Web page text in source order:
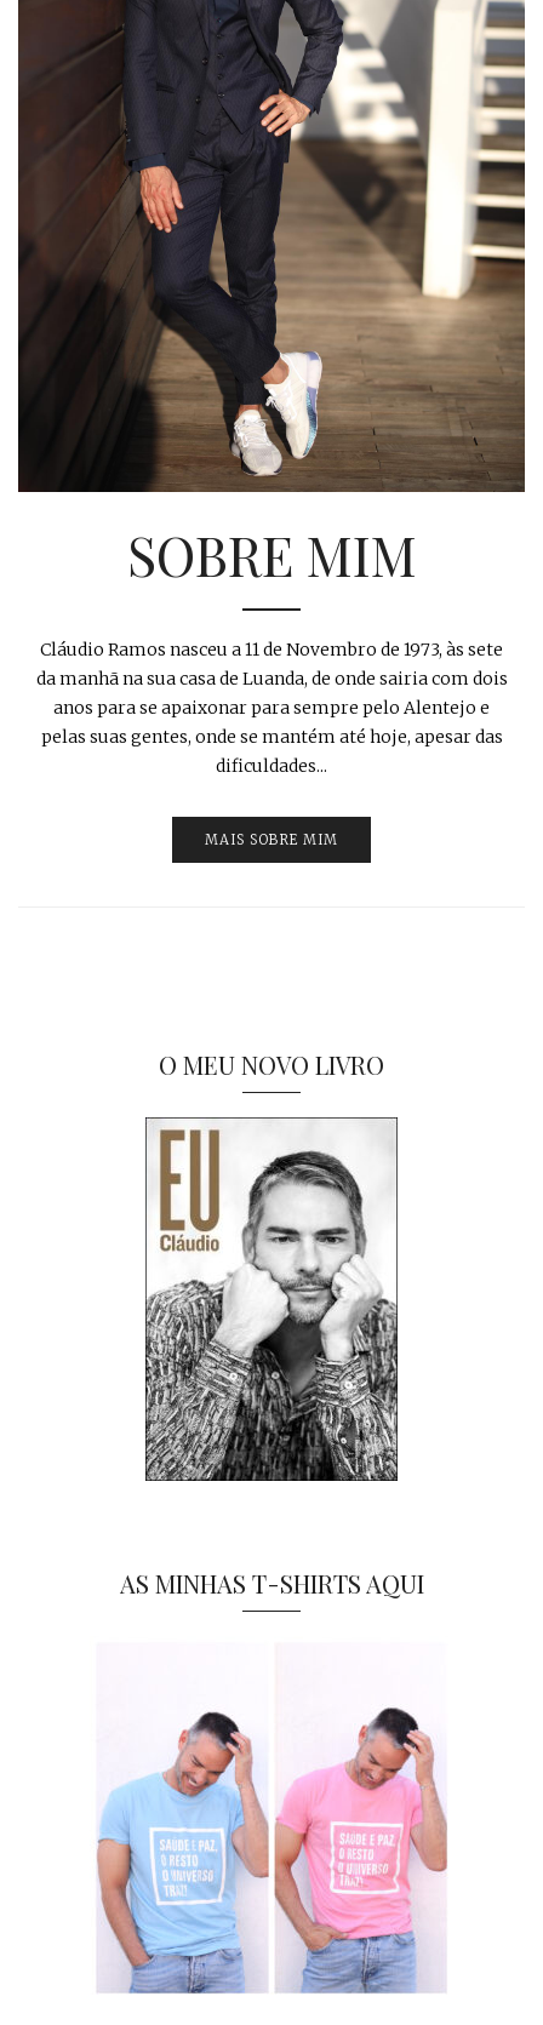
SOBRE MIM
Cláudio Ramos nasceu a 11 de Novembro de 1973, às sete
da manhã na sua casa de Luanda, de onde sairia com dois
anos para se apaixonar para sempre pelo Alentejo e
pelas suas gentes, onde se mantém até hoje, apesar das
dificuldades...
MAIS SOBRE MIM
O MEU NOVO LIVRO
AS MINHAS T-SHIRTS AQUI